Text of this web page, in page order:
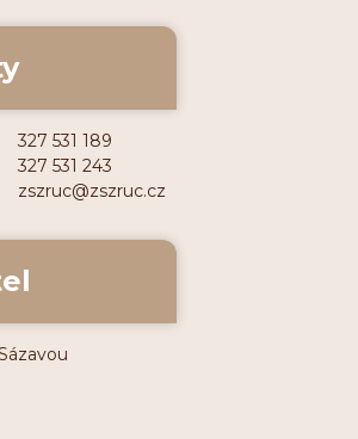
327 531 189
327 531 243
zszruc@zszruc.cz